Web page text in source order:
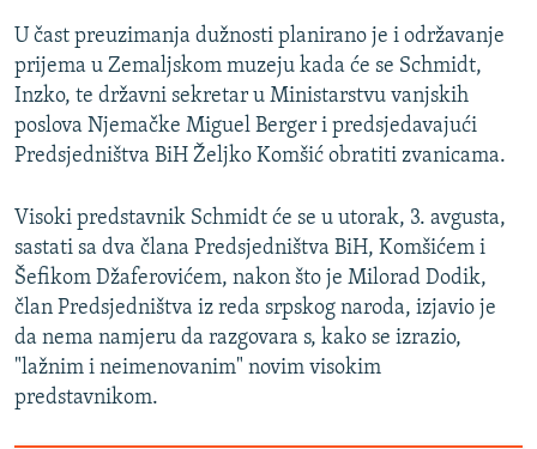
U čast preuzimanja dužnosti planirano je i održavanje
prijema u Zemaljskom muzeju kada će se Schmidt,
Inzko, te državni sekretar u Ministarstvu vanjskih
poslova Njemačke Miguel Berger i predsjedavajući
Predsjedništva BiH Željko Komšić obratiti zvanicama.
Visoki predstavnik Schmidt će se u utorak, 3. avgusta,
sastati sa dva člana Predsjedništva BiH, Komšićem i
Šefikom Džaferovićem, nakon što je Milorad Dodik,
član Predsjedništva iz reda srpskog naroda, izjavio je
da nema namjeru da razgovara s, kako se izrazio,
"lažnim i neimenovanim" novim visokim
predstavnikom.